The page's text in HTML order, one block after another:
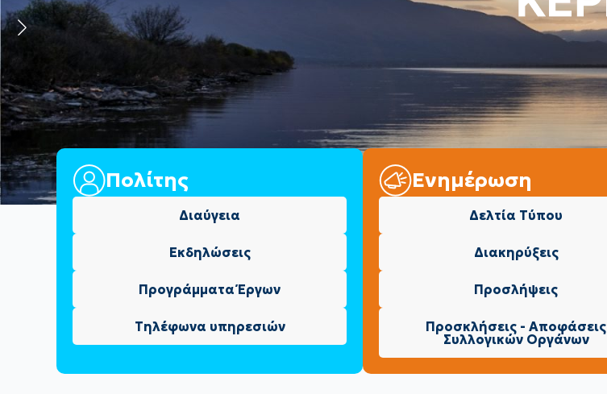
Πολίτης
Διαύγεια
Εκδηλώσεις
Προγράμματα Έργων
Τηλέφωνα υπηρεσιών
Ενημέρωση
Δελτία Τύπου
Διακηρύξεις
Προσλήψεις
Προσκλήσεις - Αποφάσεις
Συλλογικών Οργάνων